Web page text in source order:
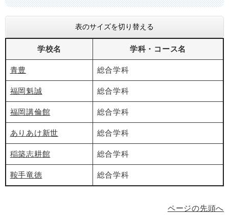
表のサイズを切り替える
学校名 学科・コース名
青豊 総合学科
福岡魁誠 総合学科
福岡講倫館 総合学科
ありあけ新世 総合学科
稲築志耕館 総合学科
鞍手竜徳 総合学科
ページの先頭へ